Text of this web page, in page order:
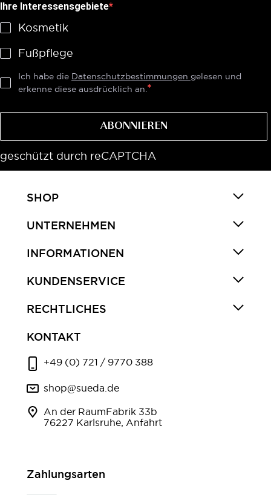
Ihre Interessensgebiete
Kosmetik
Fußpflege
Ich habe die Datenschutzbestimmungen gelesen und
erkenne diese ausdrücklich an.
ABONNIEREN
geschützt durch reCAPTCHA
SHOP
UNTERNEHMEN
INFORMATIONEN
KUNDENSERVICE
RECHTLICHES
KONTAKT
+49 (0) 721 / 9770 388
shop@sueda.de
An der RaumFabrik 33b
76227 Karlsruhe, Anfahrt
Zahlungsarten